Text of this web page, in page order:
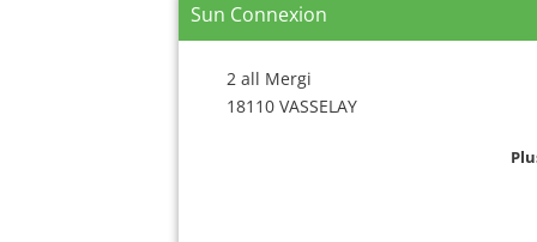
Sun Connexion
2 all Mergi
18110 VASSELAY